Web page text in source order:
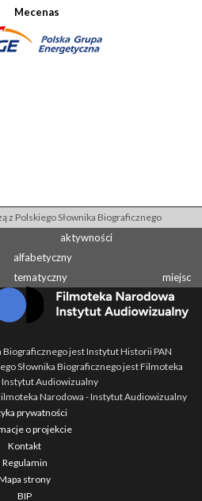
Mecenas
z Polskiego Słownika Biograficznego
aktywności
alfabetyczny
tematyczny
miejsc
Biograficznego jest Instytut Historii PAN
Słownika Biograficznego jest Filmoteka
Instytut Audiowizualny
Narodowa - Instytut Audiowizualny
prywatności
o projekcie
Kontakt
Regulamin
strony
BIP